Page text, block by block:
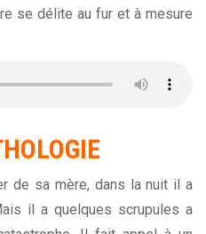
se délite au fur et à mesure
de sa mère, dans la nuit il a
il a quelques scrupules a